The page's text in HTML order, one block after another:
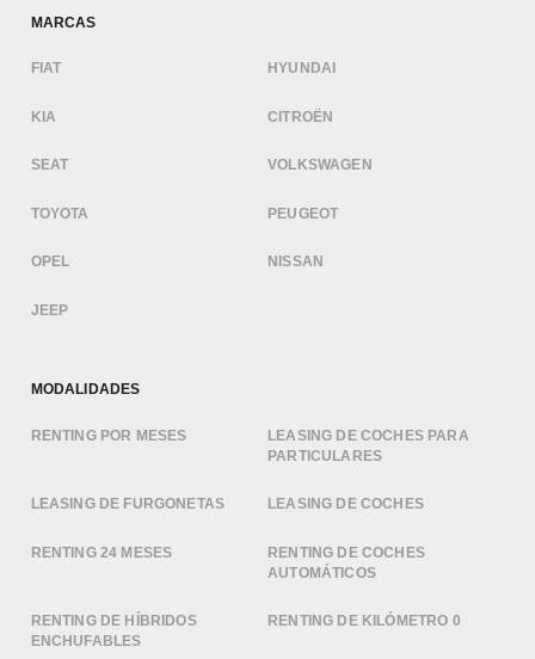
MARCAS
FIAT HYUNDAI
KIA CITROËN
SEAT VOLKSWAGEN
TOYOTA PEUGEOT
OPEL NISSAN
JEEP
MODALIDADES
RENTING POR MESES
LEASING DE COCHES PARA
PARTICULARES
LEASING DE FURGONETAS LEASING DE COCHES
RENTING 24 MESES
RENTING DE COCHES
AUTOMÁTICOS
RENTING DE HÍBRIDOS
ENCHUFABLES
RENTING DE KILÓMETRO 0